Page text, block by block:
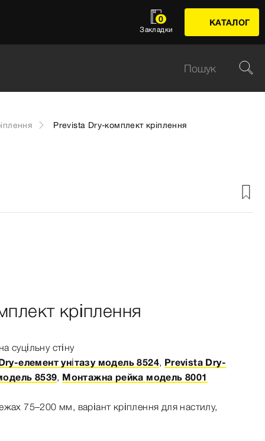
0
Закладки
КАТАЛОГ
Prevista Dry-комплект кріплення
кріплення
суцільну стіну
елемент унітазу модель 8524, Prevista Dry-
8539, Монтажна рейка модель 8001
75–200 мм, варіант кріплення для настилу,